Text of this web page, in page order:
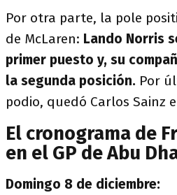
Por otra parte, la pole
de McLaren: Lando Norris
primer puesto y, su
la segunda posición. Por
podio, quedó Carlos Sainz
El cronograma de
en el GP de Abu
Domingo 8 de diciembre: